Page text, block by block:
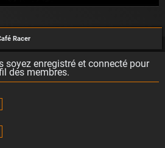
Racer
soyez enregistré et connecté pour
des membres.